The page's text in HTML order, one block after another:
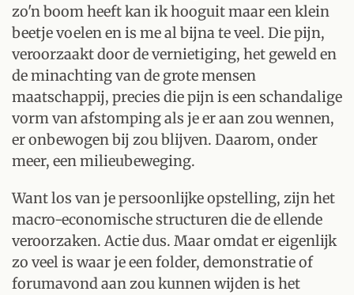
zo'n boom heeft kan ik hooguit maar een klein
beetje voelen en is me al bijna te veel. Die pijn,
veroorzaakt door de vernietiging, het geweld en
de minachting van de grote mensen
maatschappij, precies die pijn is een schandalige
vorm van afstomping als je er aan zou wennen,
er onbewogen bij zou blijven. Daarom, onder
meer, een milieubeweging.
Want los van je persoonlijke opstelling, zijn het
macro-economische structuren die de ellende
veroorzaken. Actie dus. Maar omdat er eigenlijk
zo veel is waar je een folder, demonstratie of
forumavond aan zou kunnen wijden is het